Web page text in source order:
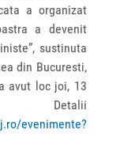
a organizat
a devenit
sustinuta
din Bucuresti,
avut loc joi, 13
evenimente?